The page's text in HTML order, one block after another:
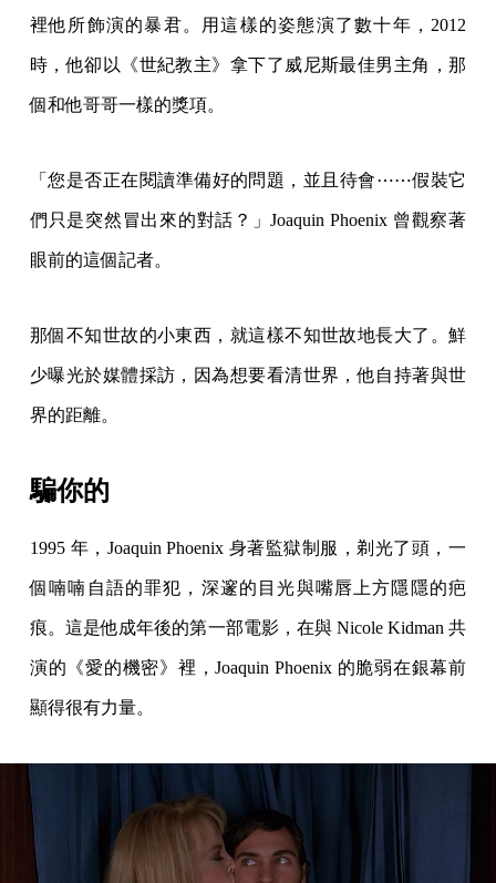
裡他所飾演的暴君。用這樣的姿態演了數十年，2012
時，他卻以《世紀教主》拿下了威尼斯最佳男主角，那
個和他哥哥一樣的獎項。
「您是否正在閱讀準備好的問題，並且待會⋯⋯假裝它
們只是突然冒出來的對話？」Joaquin Phoenix 曾觀察著
眼前的這個記者。
那個不知世故的小東西，就這樣不知世故地長大了。鮮
少曝光於媒體採訪，因為想要看清世界，他自持著與世
界的距離。
騙你的
1995 年，Joaquin Phoenix 身著監獄制服，剃光了頭，一
個喃喃自語的罪犯，深邃的目光與嘴唇上方隱隱的疤
痕。這是他成年後的第一部電影，在與 Nicole Kidman 共
演的《愛的機密》裡，Joaquin Phoenix 的脆弱在銀幕前
顯得很有力量。